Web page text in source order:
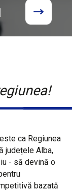
ca Regiunea
județele Alba,
- să devină o
bazată